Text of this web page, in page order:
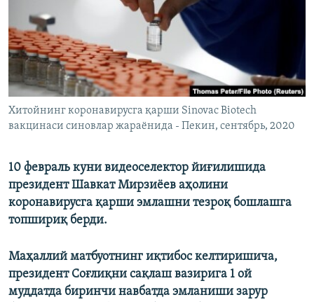
Хитойнинг коронавирусга қарши Sinovac Biotech
вакцинаси синовлар жараёнида - Пекин, сентябрь, 2020
10 февраль куни видеоселектор йиғилишида
президент Шавкат Мирзиёев аҳолини
коронавирусга қарши эмлашни тезроқ бошлашга
топшириқ берди.
Маҳаллий матбуотнинг иқтибос келтиришича,
президент Cоғлиқни сақлаш вазирига 1 ой
муддатда биринчи навбатда эмланиши зарур